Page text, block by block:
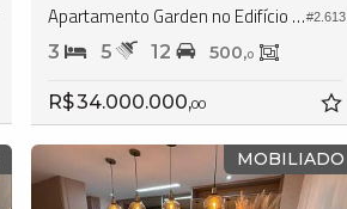
#2.613
Apartamento Garden no Edifício Brava Beach Internacional
3 5 12 500,0
R$ 34.000.000,00
MOBILIADO